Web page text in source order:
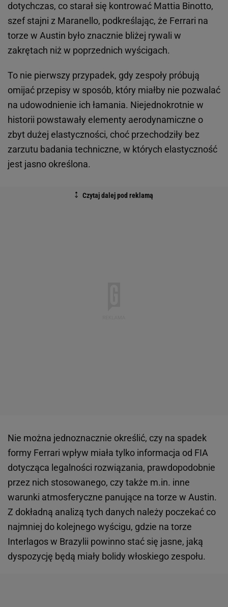
dotychczas, co starał się kontrować Mattia Binotto,
szef stajni z Maranello, podkreślając, że Ferrari na
torze w Austin było znacznie bliżej rywali w
zakrętach niż w poprzednich wyścigach.
To nie pierwszy przypadek, gdy zespoły próbują
omijać przepisy w sposób, który miałby nie pozwalać
na udowodnienie ich łamania. Niejednokrotnie w
historii powstawały elementy aerodynamiczne o
zbyt dużej elastyczności, choć przechodziły bez
zarzutu badania techniczne, w których elastyczność
jest jasno określona.
Nie można jednoznacznie określić, czy na spadek
formy Ferrari wpływ miała tylko informacja od FIA
dotycząca legalności rozwiązania, prawdopodobnie
przez nich stosowanego, czy także m.in. inne
warunki atmosferyczne panujące na torze w Austin.
Z dokładną analizą tych danych należy poczekać co
najmniej do kolejnego wyścigu, gdzie na torze
Interlagos w Brazylii powinno stać się jasne, jaką
dyspozycję będą miały bolidy włoskiego zespołu.